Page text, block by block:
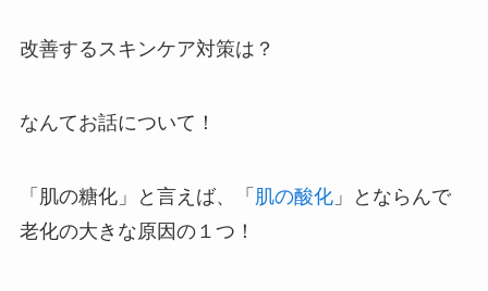
改善するスキンケア対策は？
なんてお話について！
「肌の糖化」と言えば、「 肌の酸化」とならんで
老化の大きな原因の１つ！